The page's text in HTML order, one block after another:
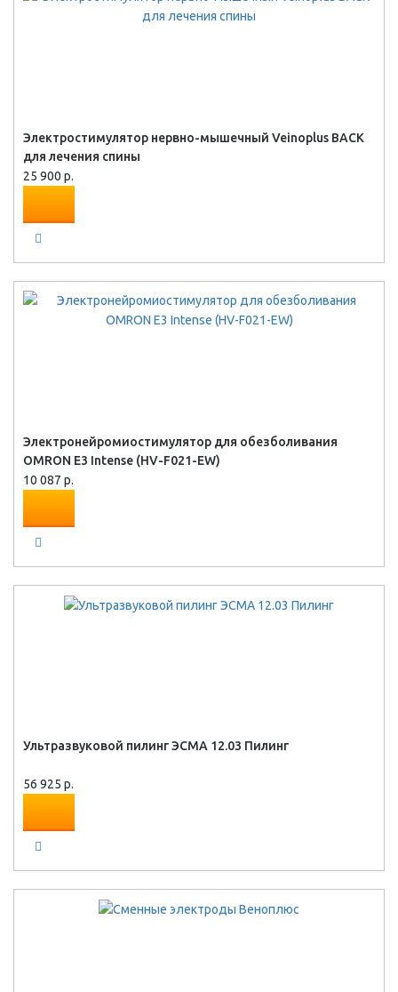
Электростимулятор нервно-мышечный Veinoplus BACK
для лечения спины
25 900 р.
Электронейромиостимулятор для обезболивания
OMRON Е3 Intense (HV-F021-EW)
10 087 р.
Ультразвуковой пилинг ЭСМА 12.03 Пилинг
56 925 р.